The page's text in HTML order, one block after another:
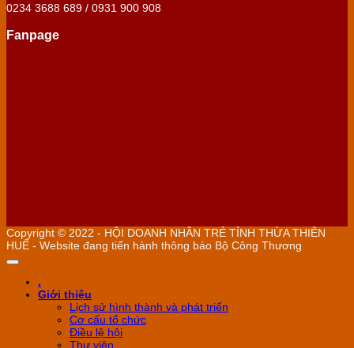
0234 3688 689 / 0931 900 908
Fanpage
Copyright © 2022 - HỘI DOANH NHÂN TRẺ TỈNH THỪA THIÊN
HUẾ - Website đang tiến hành thông báo Bộ Công Thương
.
Giới thiệu
Lịch sử hình thành và phát triển
Cơ cấu tổ chức
Điều lệ hội
Thư viện